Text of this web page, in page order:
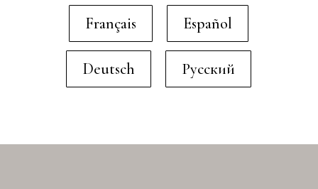
Français Español
Deutsch Русский